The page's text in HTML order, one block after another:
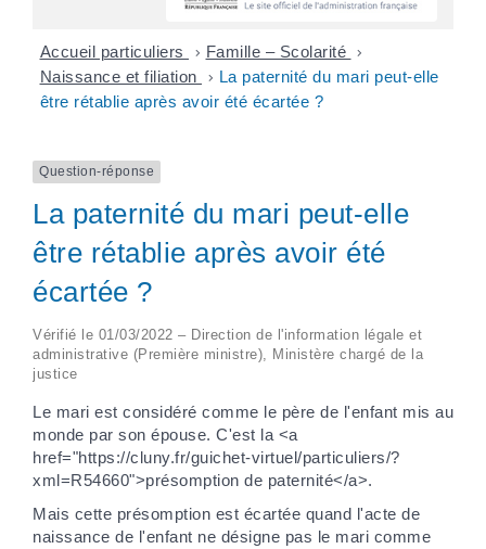
Accueil particuliers > Famille – Scolarité >
Naissance et filiation > La paternité du mari peut-elle
être rétablie après avoir été écartée ?
Question-réponse
La paternité du mari peut-elle
être rétablie après avoir été
écartée ?
Vérifié le 01/03/2022 – Direction de l'information légale et
administrative (Première ministre), Ministère chargé de la
justice
Le mari est considéré comme le père de l'enfant mis au
monde par son épouse. C'est la <a
href="https://cluny.fr/guichet-virtuel/particuliers/?
xml=R54660">présomption de paternité</a>.
Mais cette présomption est écartée quand l'acte de
naissance de l'enfant ne désigne pas le mari comme